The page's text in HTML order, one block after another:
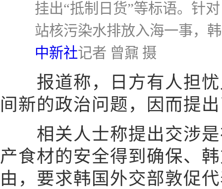
挂出“抵制日货”等标语。针
站核污染水排放入海一事，
中新社记者 曾鼐 摄
报道称，日方有人担忧
间新的政治问题，因而提
相关人士称提出交涉是
产食材的安全得到确保、
由，要求韩国外交部敦促